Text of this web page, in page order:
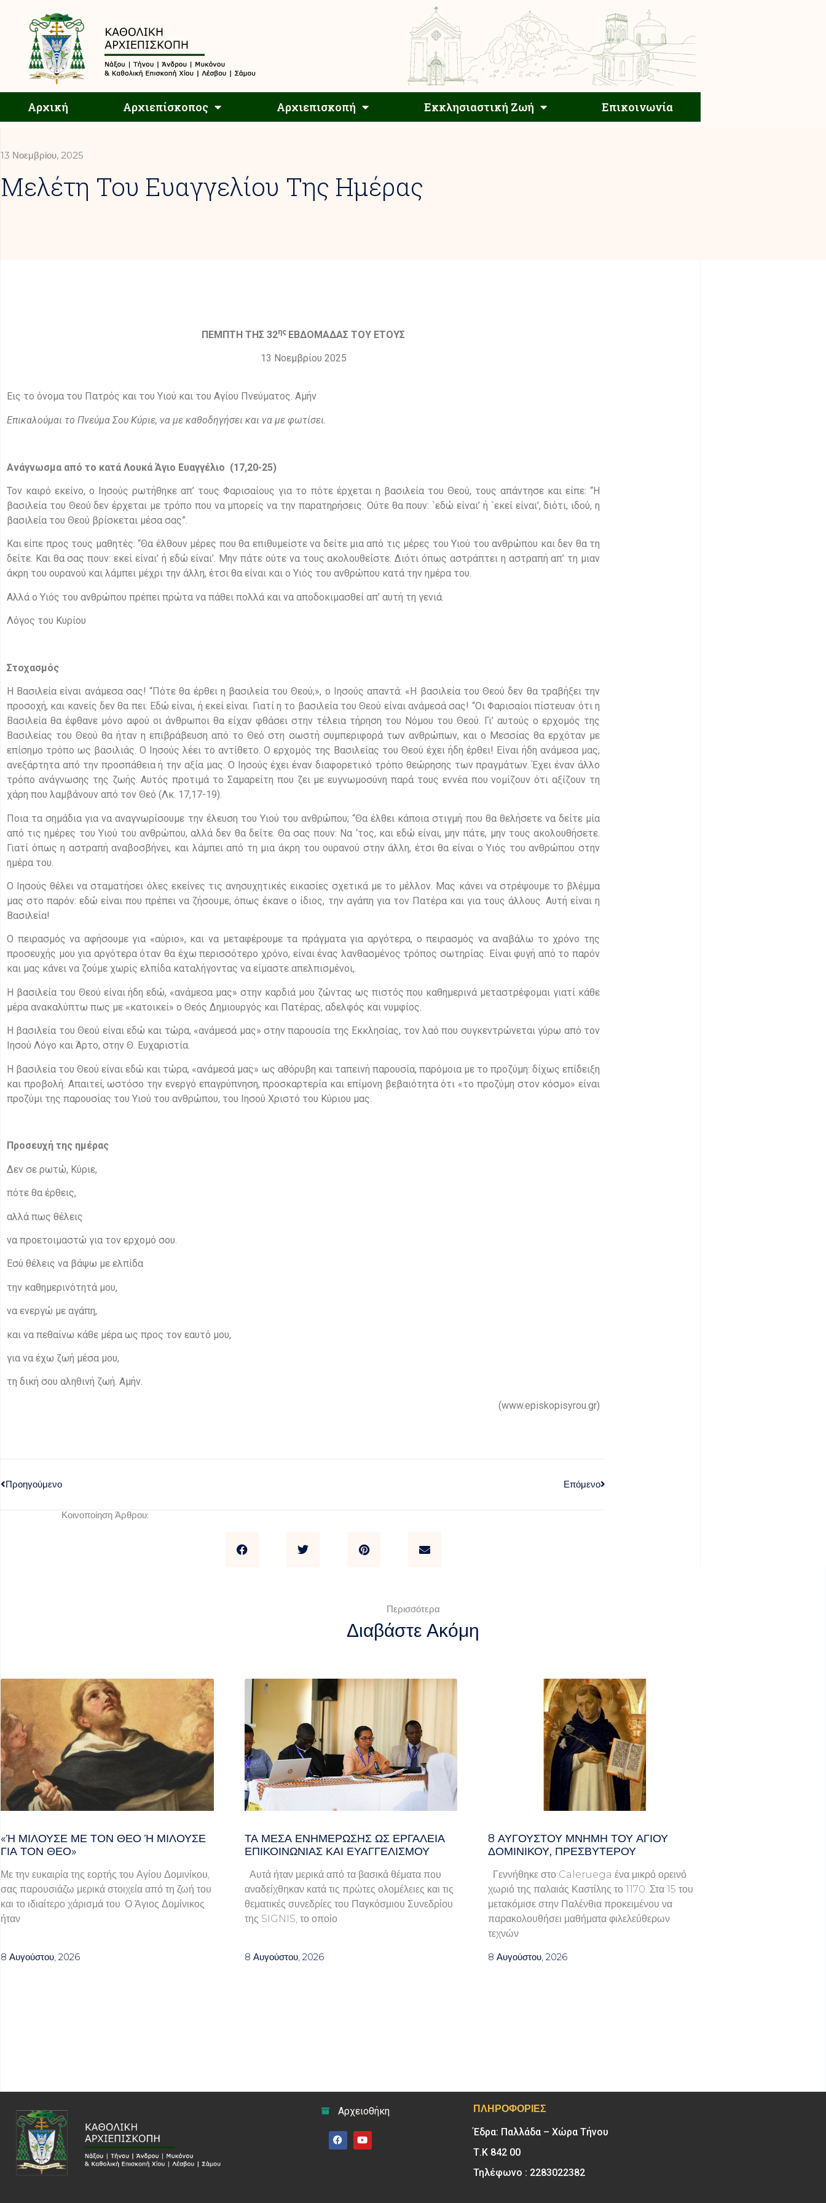
Αρχική Αρχιεπίσκοπος Αρχιεπισκοπή Εκκλησιαστική Ζωή Επικοινωνία
Αρχιεπισκοπή Εκκλησιαστική Ζωή Επικοινωνία
13 Νοεμβρίου, 2025
Mελέτη Του Ευαγγελίου Της Ημέρας
ΠΕΜΠΤΗ ΤΗΣ 32ης ΕΒΔΟΜΑΔΑΣ ΤΟΥ ΕΤΟΥΣ
13 Νοεμβρίου 2025
Εις το όνομα του Πατρός και του Υιού και του Αγίου Πνεύματος. Αμήν
Επικαλούμαι το Πνεύμα Σου Κύριε, να με καθοδηγήσει και να με φωτίσει.
Ανάγνωσμα από το κατά Λουκά Άγιο Ευαγγέλιο (17,20-25)
Τον καιρό εκείνο, ο Ιησούς ρωτήθηκε απ’ τους Φαρισαίους για το πότε έρχεται η βασιλεία του Θεού, τους απάντησε και είπε: “Η
βασιλεία του Θεού δεν έρχεται με τρόπο που να μπορείς να την παρατηρήσεις. Ούτε θα πουν: `εδώ είναι’ ή `εκεί είναι’, διότι, ιδού, η
βασιλεία του Θεού βρίσκεται μέσα σας”.
Και είπε προς τους μαθητές: “Θα έλθουν μέρες που θα επιθυμείστε να δείτε μια από τις μέρες του Υιού του ανθρώπου και δεν θα τη
δείτε. Και θα σας πουν: εκεί είναι’ ή εδώ είναι’. Μην πάτε ούτε να τους ακολουθείστε. Διότι όπως αστράπτει η αστραπή απ’ τη μιαν
άκρη του ουρανού και λάμπει μέχρι την άλλη, έτσι θα είναι και ο Υιός του ανθρώπου κατά την ημέρα του.
Αλλά ο Υιός του ανθρώπου πρέπει πρώτα να πάθει πολλά και να αποδοκιμασθεί απ’ αυτή τη γενιά.
Λόγος του Κυρίου
Στοχασμός
Η Βασιλεία είναι ανάμεσα σας! “Πότε θα έρθει η βασιλεία του Θεού;», ο Ιησούς απαντά: «Η βασιλεία του Θεού δεν θα τραβήξει την
προσοχή, και κανείς δεν θα πει: Εδώ είναι, ή εκεί είναι. Γιατί η το βασιλεία του Θεού είναι ανάμεσά σας! “Οι Φαρισαίοι πίστευαν ότι η
Βασιλεία θα έφθανε μόνο αφού οι άνθρωποι θα είχαν φθάσει στην τέλεια τήρηση του Νόμου του Θεού. Γι’ αυτούς ο ερχομός της
Βασιλείας του Θεού θα ήταν η επιβράβευση από το Θεό στη σωστή συμπεριφορά των ανθρώπων, και ο Μεσσίας θα ερχόταν με
επίσημο τρόπο ως βασιλιάς. Ο Ιησούς λέει το αντίθετο. Ο ερχομός της Βασιλείας του Θεού έχει ήδη έρθει! Είναι ήδη ανάμεσα μας,
ανεξάρτητα από την προσπάθεια ή την αξία μας. Ο Ιησούς έχει έναν διαφορετικό τρόπο θεώρησης των πραγμάτων. Έχει έναν άλλο
τρόπο ανάγνωσης της ζωής. Αυτός προτιμά το Σαμαρείτη που ζει με ευγνωμοσύνη παρά τους εννέα που νομίζουν ότι αξίζουν τη
χάρη που λαμβάνουν από τον Θεό (Λκ. 17,17-19).
Ποια τα σημάδια για να αναγνωρίσουμε την έλευση του Υιού του ανθρώπου; “Θα έλθει κάποια στιγμή που θα θελήσετε να δείτε μία
από τις ημέρες του Υιού του ανθρώπου, αλλά δεν θα δείτε. Θα σας πουν: Να ‘τος, και εδώ είναι, μην πάτε, μην τους ακολουθήσετε.
Γιατί όπως η αστραπή αναβοσβήνει, και λάμπει από τη μια άκρη του ουρανού στην άλλη, έτσι θα είναι ο Υιός του ανθρώπου στην
ημέρα του.
Ο Ιησούς θέλει να σταματήσει όλες εκείνες τις ανησυχητικές εικασίες σχετικά με το μέλλον. Μας κάνει να στρέψουμε το βλέμμα
μας στο παρόν: εδώ είναι που πρέπει να ζήσουμε, όπως έκανε ο ίδιος, την αγάπη για τον Πατέρα και για τους άλλους. Αυτή είναι η
Βασιλεία!
Ο πειρασμός να αφήσουμε για «αύριο», και να μεταφέρουμε τα πράγματα για αργότερα, ο πειρασμός να αναβάλω το χρόνο της
προσευχής μου για αργότερα όταν θα έχω περισσότερο χρόνο, είναι ένας λανθασμένος τρόπος σωτηρίας. Είναι φυγή από το παρόν
και μας κάνει να ζούμε χωρίς ελπίδα καταλήγοντας να είμαστε απελπισμένοι,.
Η βασιλεία του Θεού είναι ήδη εδώ, «ανάμεσα μας» στην καρδιά μου ζώντας ως πιστός που καθημερινά μεταστρέφομαι γιατί κάθε
μέρα ανακαλύπτω πως με «κατοικεί» ο Θεός Δημιουργός και Πατέρας, αδελφός και νυμφίος.
Η βασιλεία του Θεού είναι εδώ και τώρα, «ανάμεσά μας» στην παρουσία της Εκκλησίας, τον λαό που συγκεντρώνεται γύρω από τον
Ιησού Λόγο και Άρτο, στην Θ. Ευχαριστία.
Η βασιλεία του Θεού είναι εδώ και τώρα, «ανάμεσά μας» ως αθόρυβη και ταπεινή παρουσία, παρόμοια με το προζύμη: δίχως επίδειξη
και προβολή. Απαιτεί, ωστόσο την ενεργό επαγρύπνηση, προσκαρτερία και επίμονη βεβαιότητα ότι «το προζύμη στον κόσμο» είναι
προζύμι της παρουσίας του Υιού του ανθρώπου, του Ιησού Χριστό του Κύριου μας.
Προσευχή της ημέρας
Δεν σε ρωτώ, Κύριε,
πότε θα έρθεις,
αλλά πως θέλεις
να προετοιμαστώ για τον ερχομό σου.
Εσύ θέλεις να βάψω με ελπίδα
την καθημερινότητά μου,
να ενεργώ με αγάπη,
και να πεθαίνω κάθε μέρα ως προς τον εαυτό μου,
για να έχω ζωή μέσα μου,
τη δική σου αληθινή ζωή. Αμήν.
(www.episkopisyrou.gr)
Προηγούμενο Επόμενο
Κοινοποίηση Άρθρου:
Περισσότερα
Διαβάστε Ακόμη
«Ή ΜΙΛΟΎΣΕ ΜΕ ΤΟΝ ΘΕΌ Ή ΜΙΛΟΎΣΕ ΓΙ
Α ΤΟΝ ΘΕΌ»
Με την ευκαιρία της εορτής του Αγίου Δομινίκου,
σας παρουσιάζω μερικά στοιχεία από τη ζωή του
και το ιδιαίτερο χάρισμά του. Ο Άγιος Δομίνικος
ήταν
8 Αυγούστου, 2026
ΤΑ ΜΈΣΑ ΕΝΗΜΈΡΩΣΗΣ ΩΣ ΕΡΓΑΛΕΊΑ
ΕΠΙΚΟΙΝΩΝΊΑΣ ΚΑΙ ΕΥΑΓΓΕΛΙΣΜΟΎ
Αυτά ήταν μερικά από τα βασικά θέματα που
αναδείχθηκαν κατά τις πρώτες ολομέλειες και τις
θεματικές συνεδρίες του Παγκόσμιου Συνεδρίου
της SIGNIS, το οποίο
8 Αυγούστου, 2026
8 ΑΥΓΟΥΣΤΟΥ ΜΝΗΜΗ ΤΟΥ ΑΓΙΟΥ
ΔΟΜΙΝΙΚΟΥ, ΠΡΕΣΒΥΤΕΡΟΥ
Γεννήθηκε στο Caleruega ένα μικρό ορεινό
χωριό της παλαιάς Καστίλης το 1170. Στα 15 του
μετακόμισε στην Παλένθια προκειμένου να
παρακολουθήσει μαθήματα φιλελεύθερων
τεχνών
8 Αυγούστου, 2026
Αρχειοθήκη
ΠΛΗΡΟΦΟΡΊΕΣ
Έδρα: Παλλάδα – Χώρα Τήνου
Τ.Κ 842 00
Τηλέφωνο : 2283022382